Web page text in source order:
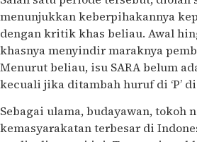
menunjukkan keberpihakannya
dengan kritik khas beliau. Awal
khasnya menyindir maraknya
Menurut beliau, isu SARA belum
kecuali jika ditambah huruf di ‘P’
Sebagai ulama, budayawan,
kemasyarakatan terbesar di